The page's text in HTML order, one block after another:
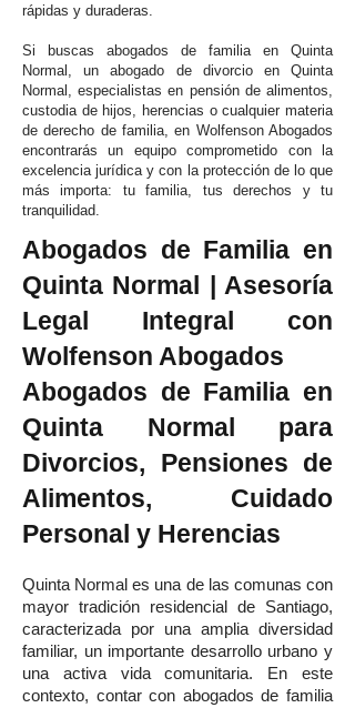
rápidas y duraderas.
Si buscas abogados de familia en Quinta
Normal, un abogado de divorcio en Quinta
Normal, especialistas en pensión de alimentos,
custodia de hijos, herencias o cualquier materia
de derecho de familia, en Wolfenson Abogados
encontrarás un equipo comprometido con la
excelencia jurídica y con la protección de lo que
más importa: tu familia, tus derechos y tu
tranquilidad.
Abogados de Familia en
Quinta Normal | Asesoría
Legal Integral con
Wolfenson Abogados
Abogados de Familia en
Quinta Normal para
Divorcios, Pensiones de
Alimentos, Cuidado
Personal y Herencias
Quinta Normal es una de las comunas con
mayor tradición residencial de Santiago,
caracterizada por una amplia diversidad
familiar, un importante desarrollo urbano y
una activa vida comunitaria. En este
contexto, contar con abogados de familia